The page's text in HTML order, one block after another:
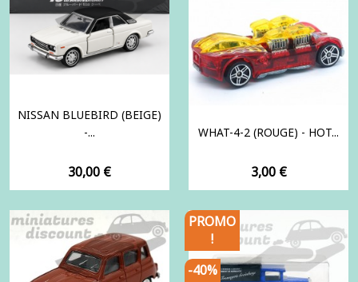
NISSAN BLUEBIRD (BEIGE)
-...
Prix
30,00 €
WHAT-4-2 (ROUGE) - HOT...
Prix
3,00 €
PROMO
!
-40%